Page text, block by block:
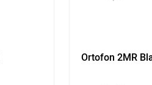
Ortofon 2MR